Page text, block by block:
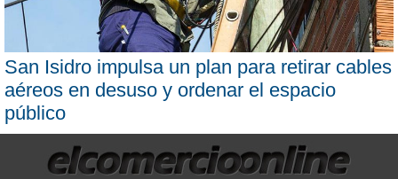
Permitir a www.elcomercioonline.com.ar que
envíe notificaciones push vía web a su
San Isidro impulsa un plan para retirar cables
aéreos en desuso y ordenar el espacio
público